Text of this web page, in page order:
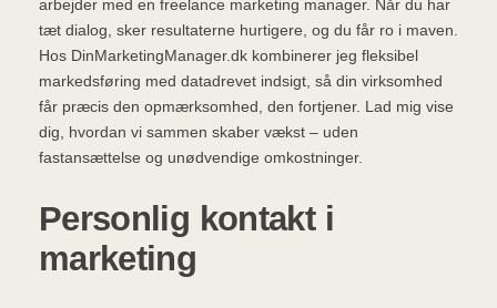
arbejder med en freelance marketing manager. Når du har
tæt dialog, sker resultaterne hurtigere, og du får ro i maven.
Hos DinMarketingManager.dk kombinerer jeg fleksibel
markedsføring med datadrevet indsigt, så din virksomhed
får præcis den opmærksomhed, den fortjener. Lad mig vise
dig, hvordan vi sammen skaber vækst – uden
fastansættelse og unødvendige omkostninger.
Personlig kontakt i
marketing